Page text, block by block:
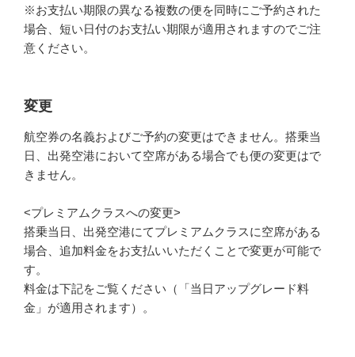
※お支払い期限の異なる複数の便を同時にご予約された
場合、短い日付のお支払い期限が適用されますのでご注
意ください。
変更
航空券の名義およびご予約の変更はできません。搭乗当
日、出発空港において空席がある場合でも便の変更はで
きません。
<プレミアムクラスへの変更>
搭乗当日、出発空港にてプレミアムクラスに空席がある
場合、追加料金をお支払いいただくことで変更が可能で
す。
料金は下記をご覧ください（「当日アップグレード料
金」が適用されます）。